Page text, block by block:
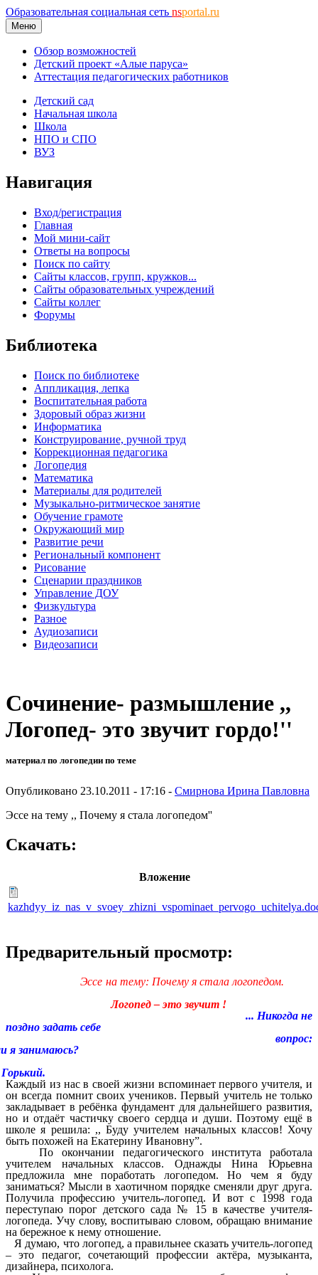
Образовательная социальная сеть nsportal.ru
Меню
Обзор возможностей
Детский проект «Алые паруса»
Аттестация педагогических работников
Детский сад
Начальная школа
Школа
НПО и СПО
ВУЗ
Навигация
Вход/регистрация
Главная
Мой мини-сайт
Ответы на вопросы
Поиск по сайту
Сайты классов, групп, кружков...
Сайты образовательных учреждений
Сайты коллег
Форумы
Библиотека
Поиск по библиотеке
Аппликация, лепка
Воспитательная работа
Здоровый образ жизни
Информатика
Конструирование, ручной труд
Коррекционная педагогика
Логопедия
Математика
Материалы для родителей
Музыкально-ритмическое занятие
Обучение грамоте
Окружающий мир
Развитие речи
Региональный компонент
Рисование
Сценарии праздников
Управление ДОУ
Физкультура
Разное
Аудиозаписи
Видеозаписи
Сочинение- размышление ,,
Логопед- это звучит гордо!''
материал по логопедии по теме
Опубликовано 23.10.2011 - 17:16 - Смирнова Ирина Павловна
Эссе на тему ,, Почему я стала логопедом''
Скачать:
Вложение
Предварительный просмотр:
на тему: Почему я стала логопедом.
Логопед – это звучит !
... Никогда не
поздно задать себе
я занимаюсь?
Каждый из нас в своей жизни вспоминает первого учителя, и
он всегда помнит своих учеников. Первый учитель не только
закладывает в ребёнка фундамент для дальнейшего развития,
но и отдаёт частичку своего сердца и души. Поэтому ещё в
школе я решила: ,, Буду учителем начальных классов! Хочу
быть похожей на Екатерину Ивановну”.
По окончании педагогического института работала
учителем начальных классов. Однажды Нина Юрьевна
предложила мне поработать логопедом. Но чем я буду
заниматься? Мысли в хаотичном порядке сменяли друг друга.
Получила профессию учитель-логопед. И вот с 1998 года
переступаю порог детского сада № 15 в качестве учителя-
логопеда. Учу слову, воспитываю словом, обращаю внимание
на бережное к нему отношение.
Я думаю, что логопед, а правильнее сказать учитель-логопед
– это педагог, сочетающий профессии актёра, музыканта,
дизайнера, психолога.